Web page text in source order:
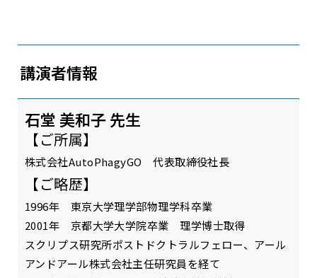
講演者情報
石堂 美和子 先生
【ご所属】
株式会社AutoPhagyGO 代表取締役社長
【ご略歴】
1996年 東京大学理学部物理学科卒業
2001年 京都大学大学院卒業 理学博士取得
スクリプス研究所ポストドクトラルフェロー、アール
アンドアール株式会社主任研究員を経て